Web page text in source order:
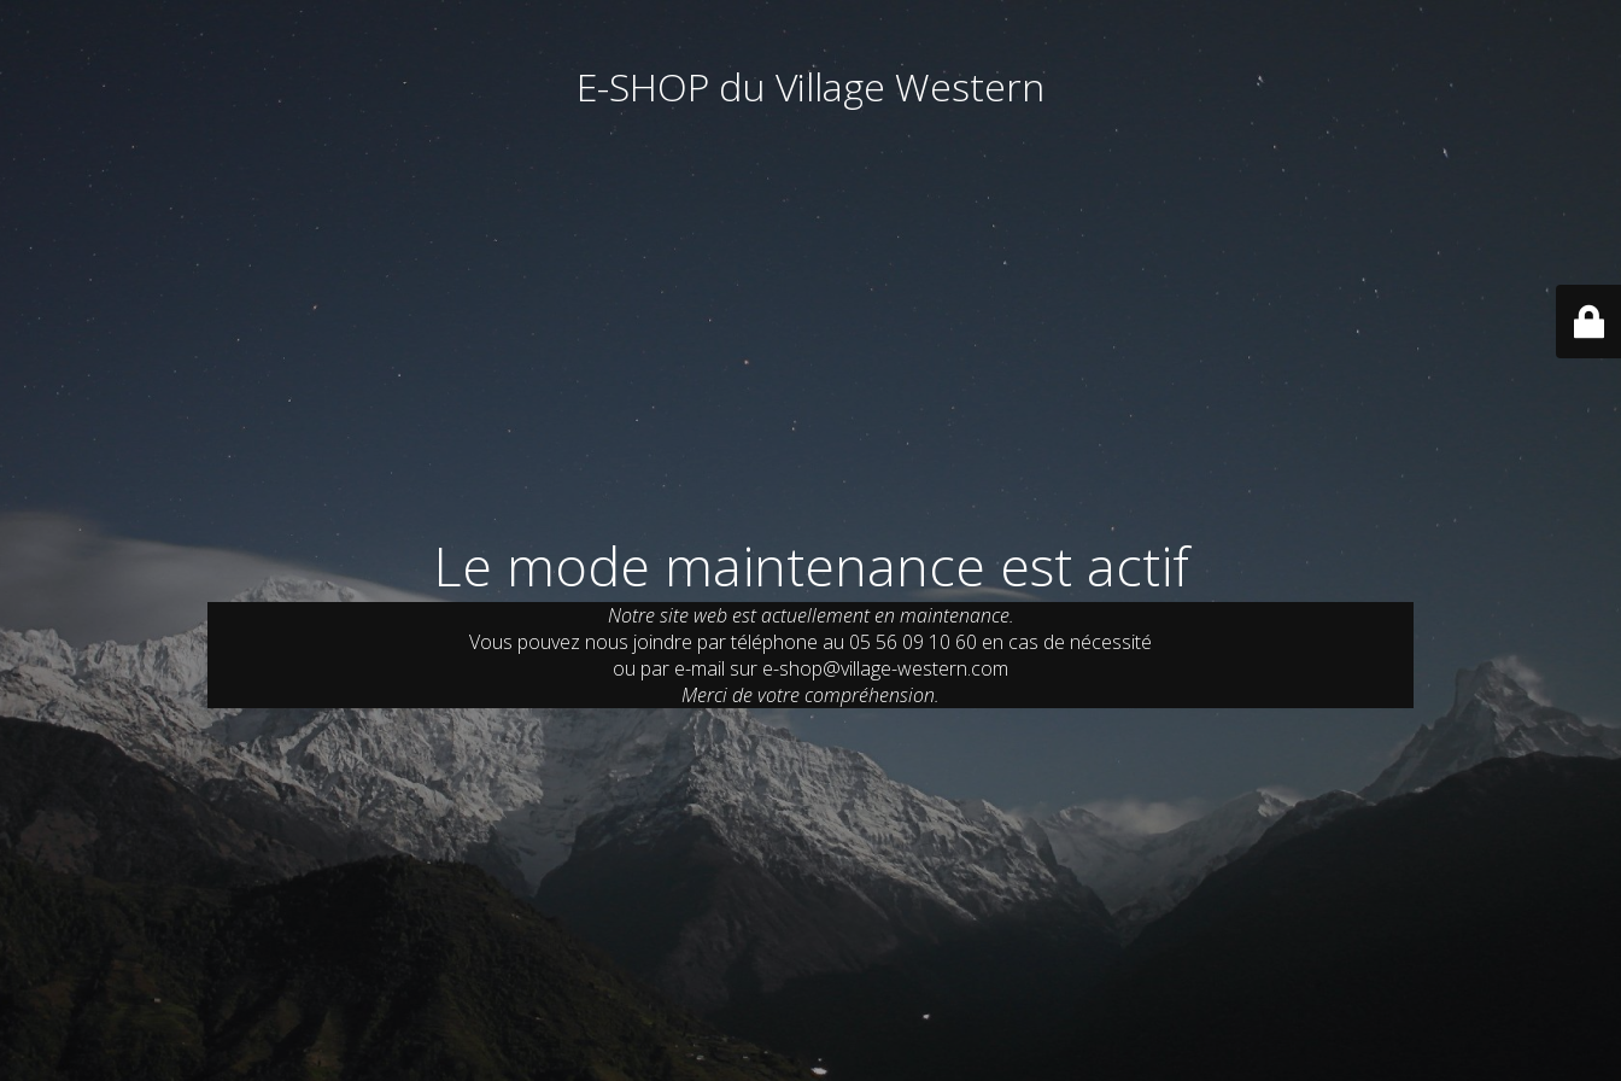
E-SHOP du Village Western
Le mode maintenance est actif
Notre site web est actuellement en maintenance.
Vous pouvez nous joindre par téléphone au 05 56 09 10 60 en cas de nécessité
ou par e-mail sur e-shop@village-western.com
Merci de votre compréhension.